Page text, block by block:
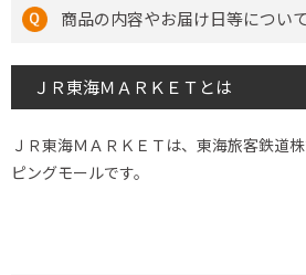
商品の内容やお届け日等につい
ＪＲ東海ＭＡＲＫＥＴとは
ＪＲ東海ＭＡＲＫＥＴは、東海旅客鉄道
ピングモールです。